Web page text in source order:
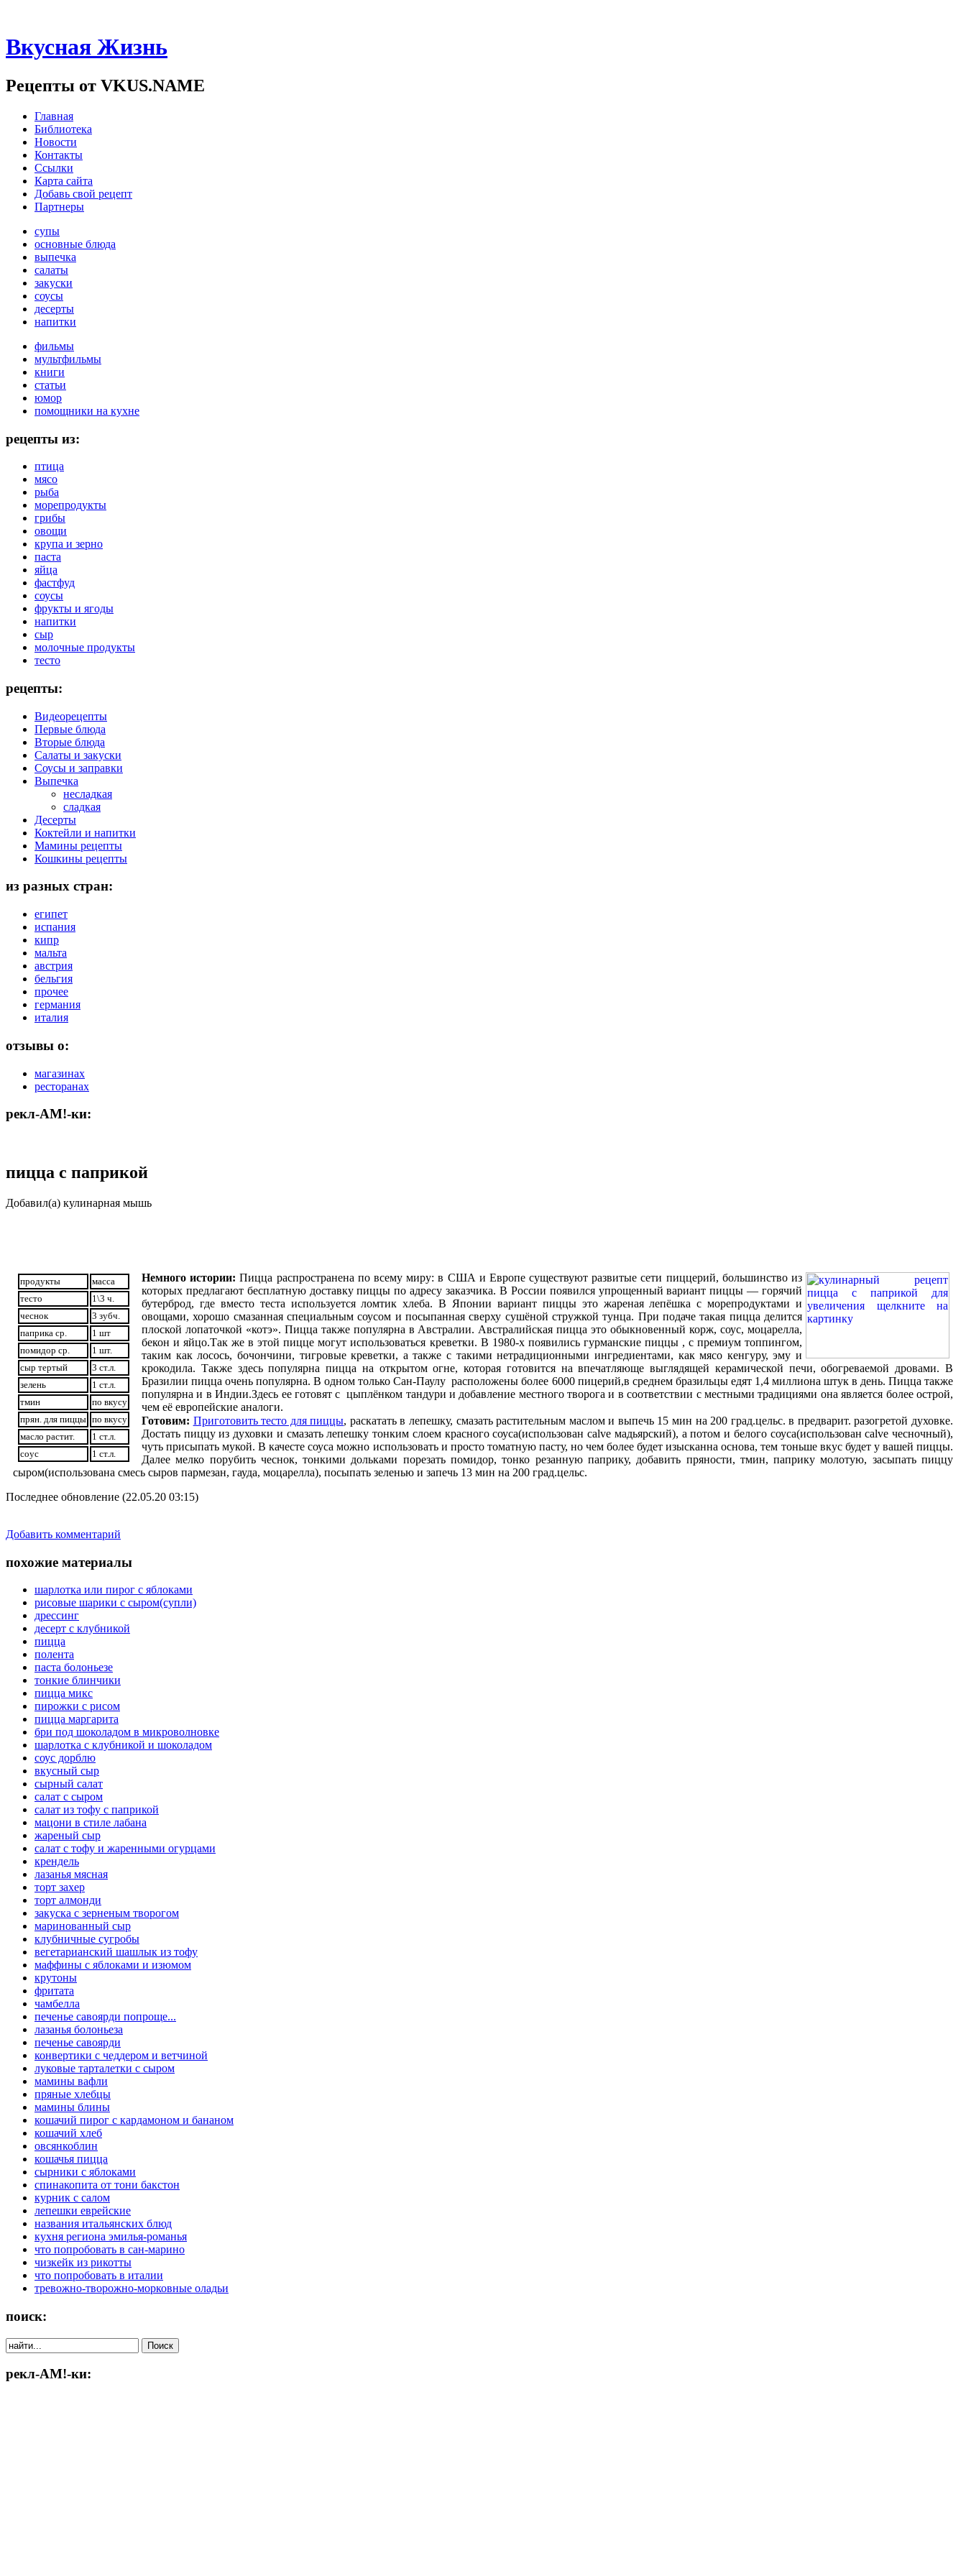
Вкусная Жизнь
Рецепты от VKUS.NAME
Главная
Библиотека
Новости
Контакты
Ссылки
Карта сайта
Добавь свой рецепт
Партнеры
супы
основные блюда
выпечка
салаты
закуски
соусы
десерты
напитки
фильмы
мультфильмы
книги
статьи
юмор
помощники на кухне
рецепты из:
птица
мясо
рыба
морепродукты
грибы
овощи
крупа и зерно
паста
яйца
фастфуд
соусы
фрукты и ягоды
напитки
сыр
молочные продукты
тесто
рецепты:
Видеорецепты
Первые блюда
Вторые блюда
Салаты и закуски
Соусы и заправки
Выпечка
несладкая
сладкая
Десерты
Коктейли и напитки
Мамины рецепты
Кошкины рецепты
из разных стран:
египет
испания
кипр
мальта
австрия
бельгия
прочее
германия
италия
отзывы о:
магазинах
ресторанах
рекл-АМ!-ки:
пицца с паприкой
Добавил(а) кулинарная мышь
продукты
масса
тесто
1\3 ч.
чеснок
3 зубч.
паприка ср.
1 шт
помидор ср.
1 шт.
сыр тертый
3 ст.л.
зелень
1 ст.л.
тмин
по вкусу
прян. для пиццы по вкусу
масло растит.
1 ст.л.
соус
1 ст.л.
Немного истории: Пицца распространена по всему миру: в США и Европе существуют развитые сети пиццерий, большинство из
которых предлагают бесплатную доставку пиццы по адресу заказчика. В России появился упрощенный вариант пиццы — горячий
бутерброд, где вместо теста используется ломтик хлеба. В Японии вариант пиццы это жареная лепёшка с морепродуктами и
овощами, хорошо смазанная специальным соусом и посыпанная сверху сушёной стружкой тунца. При подаче такая пицца делится
плоской лопаточкой «котэ». Пицца также популярна в Австралии. Австралийская пицца это обыкновенный корж, соус, моцарелла,
бекон и яйцо.Так же в этой пицце могут использоваться креветки. В 1980-х появились гурманские пиццы , с премиум топпингом,
таким как лосось, бочончини, тигровые креветки, а также с такими нетрадиционными ингредиентами, как мясо кенгуру, эму и
крокодила. Также здесь популярна пицца на открытом огне, которая готовится на впечатляюще выглядящей керамической печи, обогреваемой дровами. В
Бразилии пицца очень популярна. В одном только Сан-Паулу расположены более 6000 пицерий,в среднем бразильцы едят 1,4 миллиона штук в день. Пицца также
популярна и в Индии.Здесь ее готовят с цыплёнком тандури и добавление местного творога и в соответствии с местными традициями она является более острой,
чем её европейские аналоги.
Готовим: Приготовить тесто для пиццы, раскатать в лепешку, смазать растительным маслом и выпечь 15 мин на 200 град.цельс. в предварит. разогретой духовке.
Достать пиццу из духовки и смазать лепешку тонким слоем красного соуса(использован calve мадьярский), а потом и белого соуса(использован calve чесночный),
чуть присыпать мукой. В качесте соуса можно использовать и просто томатную пасту, но чем более будет изысканна основа, тем тоньше вкус будет у вашей пиццы.
Далее мелко порубить чеснок, тонкими дольками порезать помидор, тонко резанную паприку, добавить пряности, тмин, паприку молотую, засыпать пиццу
сыром(использована смесь сыров пармезан, гауда, моцарелла), посыпать зеленью и запечь 13 мин на 200 град.цельс.
Последнее обновление (22.05.20 03:15)
Добавить комментарий
похожие материалы
шарлотка или пирог с яблоками
рисовые шарики с сыром(супли)
дрессинг
десерт с клубникой
пицца
полента
паста болоньезе
тонкие блинчики
пицца микс
пирожки с рисом
пицца маргарита
бри под шоколадом в микроволновке
шарлотка с клубникой и шоколадом
соус дорблю
вкусный сыр
сырный салат
салат с сыром
салат из тофу с паприкой
мацони в стиле лабана
жареный сыр
салат с тофу и жаренными огурцами
крендель
лазанья мясная
торт захер
торт алмонди
закуска с зерненым творогом
маринованный сыр
клубничные сугробы
вегетарианский шашлык из тофу
маффины с яблоками и изюмом
крутоны
фритата
чамбелла
печенье савоярди попроще...
лазанья болоньеза
печенье савоярди
конвертики с чеддером и ветчиной
луковые тарталетки с сыром
мамины вафли
пряные хлебцы
мамины блины
кошачий пирог с кардамоном и бананом
кошачий хлеб
овсянкоблин
кошачья пицца
сырники с яблоками
спинакопита от тони бакстон
курник с салом
лепешки еврейские
названия итальянских блюд
кухня региона эмилья-романья
что попробовать в сан-марино
чизкейк из рикотты
что попробовать в италии
тревожно-творожно-морковные оладьи
поиск:
рекл-АМ!-ки: